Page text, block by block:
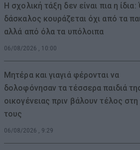
Η σχολική τάξη δεν είναι πια η ίδια:
δάσκαλος κουράζεται όχι από τα
αλλά από όλα τα υπόλοιπα
06/08/2026 , 10:00
Μητέρα και γιαγιά φέρονται να
δολοφόνησαν τα τέσσερα παιδιά
οικογένειας πριν βάλουν τέλος
τους
06/08/2026 , 9:29